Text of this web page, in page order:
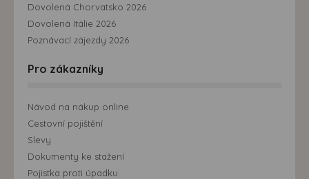
Dovolená Chorvatsko 2026
Dovolená Itálie 2026
Poznávací zájezdy 2026
Pro zákazníky
Návod na nákup online
Cestovní pojištění
Slevy
Dokumenty ke stažení
Pojistka proti úpadku